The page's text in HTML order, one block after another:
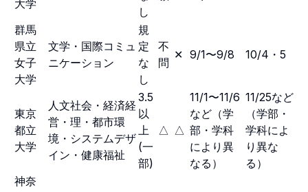
大学
し
群馬
県立
女子
大学
文学・国際コミュ
ニケーション
規
定
な
し
不
問
✕ 9/1〜9/8 10/4・5
東京
都立
大学
人文社会・経済経
営・理・都市環
境・システムデザ
イン・健康福祉
3.5
以
上
(一
部)
△ △
11/1〜11/6
など（学
部・学科
により異
なる）
11/25など
（学部・
学科によ
り異な
る）
神奈